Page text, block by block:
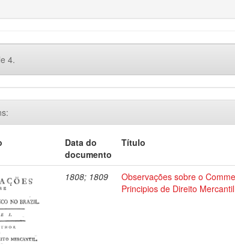
4.
Data do
documento
Título
1808; 1809
Observações sobre o
Principios de Direito Mercantil